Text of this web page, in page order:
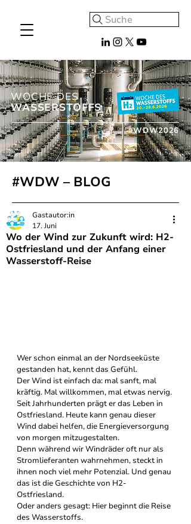
Suche
WOCHE DES
WASSERSTOFFS
#WDW2026
#WDW – BLOG
Wo der Wind zur Zukunft wird: H2-
Ostfriesland und der Anfang einer
Wasserstoff-Reise
Gastautor:in
17. Juni
Wer schon einmal an der Nordseeküste
gestanden hat, kennt das Gefühl.
Der Wind ist einfach da: mal sanft, mal
kräftig. Mal willkommen, mal etwas nervig.
Seit Jahrhunderten prägt er das Leben in
Ostfriesland. Heute kann genau dieser
Wind dabei helfen, die Energieversorgung
von morgen mitzugestalten.
Denn während wir Windräder oft nur als
Stromlieferanten wahrnehmen, steckt in
ihnen noch viel mehr Potenzial. Und genau
das ist die Geschichte von H2-
Ostfriesland.
Oder anders gesagt: Hier beginnt die Reise
des Wasserstoffs.